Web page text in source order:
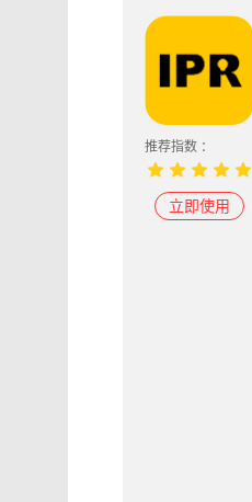
推荐指数 ：
立即使用